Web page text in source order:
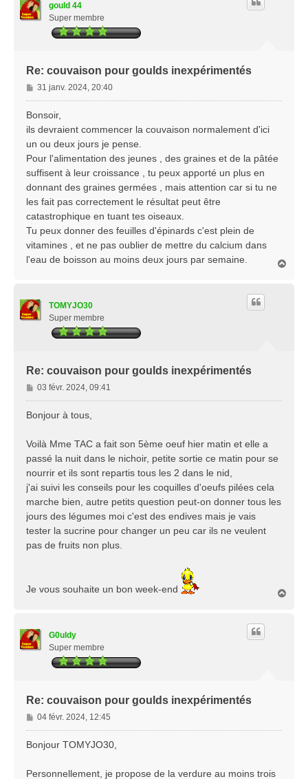
gould 44
Super membre
Re: couvaison pour goulds inexpérimentés
M
e
s
g
e
31 janv. 2024, 20:40
Bonsoir,
ils devraient commencer la couvaison normalement d'ici
un ou deux jours je pense.
Pour l'alimentation des jeunes , des graines et de la pâtée
suffisent à leur croissance , tu peux apporté un plus en
donnant des graines germées , mais attention car si tu ne
les fait pas correctement le résultat peut être
catastrophique en tuant tes oiseaux.
Tu peux donner des feuilles d'épinards c'est plein de
vitamines , et ne pas oublier de mettre du calcium dans
l'eau de boisson au moins deux jours par semaine.
TOMYJO30
Super membre
Re: couvaison pour goulds inexpérimentés
M
e
g
e
03 févr. 2024, 09:41
Bonjour à tous,
Voilà Mme TAC a fait son 5ème oeuf hier matin et elle a
passé la nuit dans le nichoir, petite sortie ce matin pour se
nourrir et ils sont repartis tous les 2 dans le nid,
j'ai suivi les conseils pour les coquilles d'oeufs pilées cela
marche bien, autre petits question peut-on donner tous les
jours des légumes moi c'est des endives mais je vais
tester la sucrine pour changer un peu car ils ne veulent
pas de fruits non plus.
Je vous souhaite un bon week-end
G0uldy
Super membre
Re: couvaison pour goulds inexpérimentés
M
e
04 févr. 2024, 12:45
Bonjour TOMYJO30,
Personnellement, je propose de la verdure au moins trois